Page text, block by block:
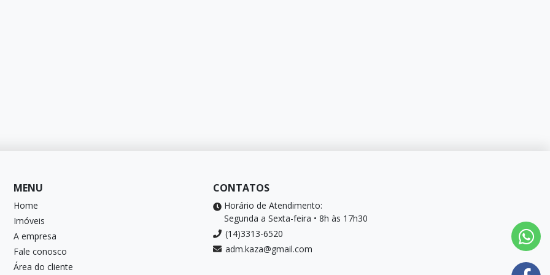
MENU
Home
Imóveis
A empresa
Fale conosco
Área do cliente
CONTATOS
Horário de Atendimento:
Segunda a Sexta-feira • 8h às 17h30
(14)3313-6520
adm.kaza@gmail.com